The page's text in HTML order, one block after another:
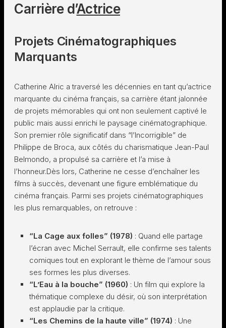
Carrière d’Actrice
Projets Cinématographiques
Marquants
Catherine Alric a traversé les décennies en tant qu’actrice
marquante du cinéma français, sa carrière étant jalonnée
de projets mémorables qui ont non seulement captivé le
public mais aussi enrichi le paysage cinématographique.
Son premier rôle significatif dans “l’Incorrigible” de
Philippe de Broca, aux côtés du charismatique Jean-Paul
Belmondo, a propulsé sa carrière et l’a mise à
l’honneur.Dès lors, Catherine ne cesse d’enchaîner les
films à succès, devenant une figure emblématique du
cinéma français. Parmi ses projets cinématographiques
les plus remarquables, on retrouve :
“La Cage aux folles” (1978) : Quand elle partage
l’écran avec Michel Serrault, elle confirme ses talents
comiques tout en explorant le thème de l’amour sous
ses formes les plus diverses.
“L’Eau à la bouche” (1960) : Un film qui explore la
thématique complexe du désir, où son interprétation
est applaudie par la critique.
“Les Chemins de la haute ville” (1974) : Une